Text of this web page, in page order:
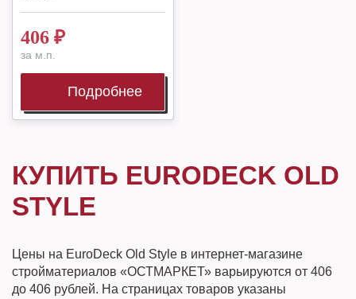
406 ₽
за м.п.
Подробнее
КУПИТЬ EURODECK OLD
STYLE
Цены на EuroDeck Old Style в интернет-магазине
стройматериалов «ОСТМАРКЕТ» варьируются от 406
до 406 рублей. На страницах товаров указаны